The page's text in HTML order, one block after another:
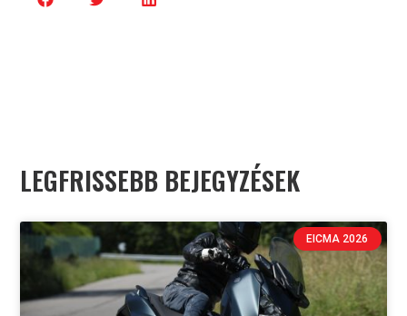
LEGFRISSEBB BEJEGYZÉSEK
EICMA 2026